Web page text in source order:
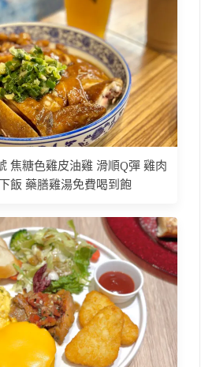
焦糖色雞皮油雞 滑順Q彈 雞肉
飯 藥膳雞湯免費喝到飽